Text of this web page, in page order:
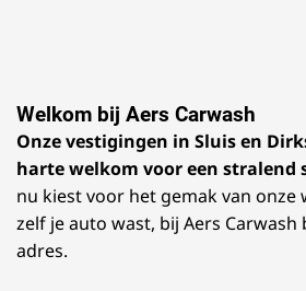
Welkom bij Aers Carwash
Onze vestigingen in Sluis en
harte welkom voor een stralend
nu kiest voor het gemak van onze
zelf je auto wast, bij Aers Carwash
adres.